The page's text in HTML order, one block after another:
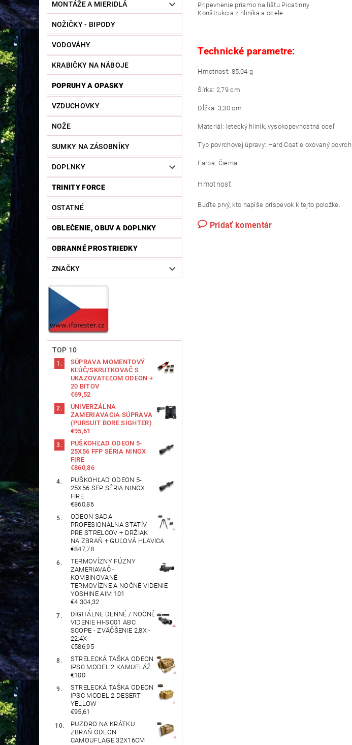
MONTÁŽE A MIERIDLÁ
NOŽIČKY - BIPODY
VODOVÁHY
KRABIČKY NA NÁBOJE
POPRUHY A OPASKY
VZDUCHOVKY
NOŽE
SUMKY NA ZÁSOBNÍKY
DOPLNKY
TRINITY FORCE
OSTATNÉ
OBLEČENIE, OBUV A DOPLNKY
OBRANNÉ PROSTRIEDKY
ZNAČKY
TOP 10
SÚPRAVA MOMENTOVÝ
KĽÚČ/SKRUTKOVAČ S
UKAZOVATEĽOM ODEON +
20 BITOV
€69,52
UNIVERZÁLNA
ZAMERIAVACIA SÚPRAVA
(PURSUIT BORE SIGHTER)
€95,61
PUŠKOHĽAD ODEON 5-
25X56 FFP SÉRIA NINOX
FIRE
€860,86
PUŠKOHĽAD ODEON 5-
25X56 SFP SÉRIA NINOX
FIRE
€860,86
ODEON SADA
PROFESIONÁLNA STATÍV
PRE STRELCOV + DRŽIAK
NA ZBRAŇ + GUĽOVÁ HLAVICA
€847,78
TERMOVÍZNY FÚZNY
ZAMERIAVAČ -
KOMBINOVANÉ
TERMOVÍZNE A NOČNÉ VIDENIE
YOSHINE AIM 101
€4 304,32
DIGITÁLNE DENNÉ / NOČNÉ
VIDENIE HI-SC01 ABC
SCOPE - ZVÄČŠENIE 2,8X -
22,4X
€586,95
STRELECKÁ TAŠKA ODEON
IPSC MODEL 2 KAMUFLÁŽ
€100
STRELECKÁ TAŠKA ODEON
IPSC MODEL 2 DESERT
YELLOW
€95,61
PUZDRO NA KRÁTKU
ZBRAŇ ODEON
CAMOUFLAGE 32X16CM
Pripevnenie priamo na lištu Picatinny
Konštrukcia z hliníka a ocele
Technické parametre:
Hmotnosť: 85,04 g
Šírka: 2,79 cm
Dĺžka: 3,30 cm
Materiál: letecký hliník, vysokopevnostná oceľ
Typ povrchovej úpravy: Hard Coat eloxovaný povrch
Farba: Čierna
Hmotnosť
Buďte prvý, kto napíše príspevok k tejto položke.
Pridať komentár